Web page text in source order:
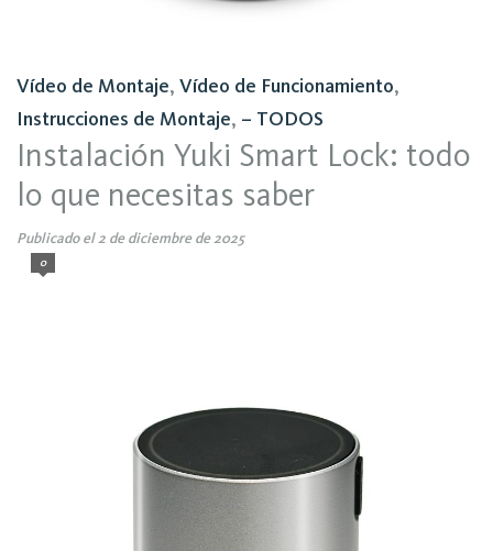
Vídeo de Montaje, Vídeo de Funcionamiento,
Instrucciones de Montaje, – TODOS
Instalación Yuki Smart Lock: todo
lo que necesitas saber
Publicado el 2 de diciembre de 2025
0